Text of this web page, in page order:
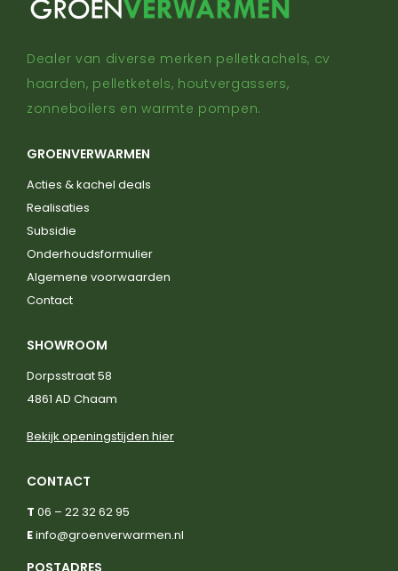
Dealer van diverse merken pelletkachels, cv
haarden, pelletketels, houtvergassers,
zonneboilers en warmte pompen.
GROENVERWARMEN
Acties & kachel deals
Realisaties
Subsidie
Onderhoudsformulier
Algemene voorwaarden
Contact
SHOWROOM
Dorpsstraat 58
4861 AD Chaam
Bekijk openingstijden hier
CONTACT
T 06 – 22 32 62 95
Einfo@groenverwarmen.nl
POSTADRES